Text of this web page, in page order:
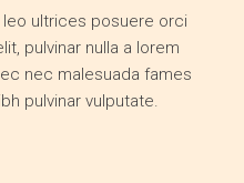
ultrices posuere orci
pulvinar nulla a lorem
nec malesuada fames
pulvinar vulputate.